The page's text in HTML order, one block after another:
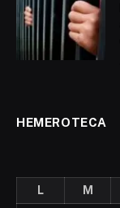
HEMEROTECA
L M